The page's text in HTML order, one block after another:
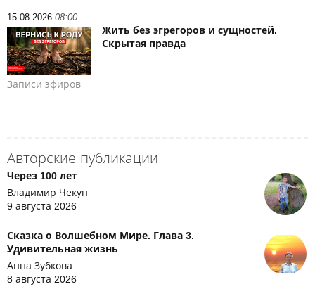
15-08-2026 08:00
Жить без эгрегоров и сущностей.
Скрытая правда
Записи эфиров
Авторские публикации
Через 100 лет
Владимир Чекун
9 августа 2026
Сказка о Волшебном Мире. Глава 3.
Удивительная жизнь
Анна Зубкова
8 августа 2026